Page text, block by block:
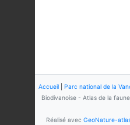
Accueil Parc national de la
Biodivanoise - Atlas de la
Réalisé avec GeoNature-